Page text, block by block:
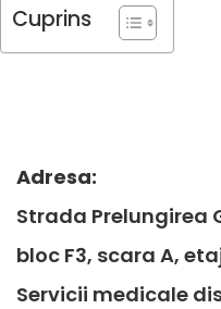
care m-a ajutat
decezie pentru o
intr-un mod
consideratiearh.
Cuprins
Adresa:
Strada Prelungirea
bloc F3, scara A,
Servicii medicale